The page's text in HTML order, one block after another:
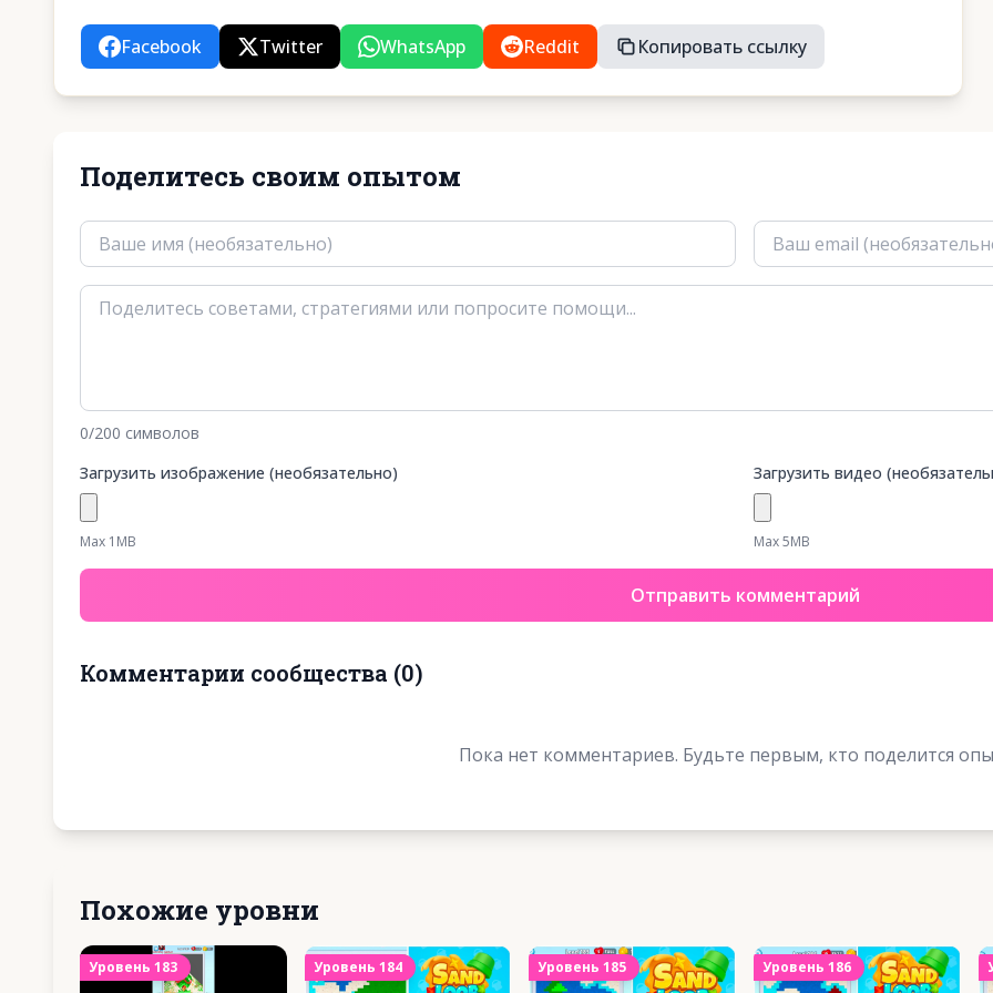
Facebook Twitter WhatsApp Reddit Копировать ссылку
Поделитесь своим опытом
0/200 символов
Загрузить изображение (необязательно)
Max 1MB
Загрузить видео
Max 5MB
Отправить комментарий
Комментарии сообщества (0)
Пока нет комментариев. Будьте первым, кто поделится
Похожие уровни
Уровень 183 Уровень 184 Уровень 185 Уровень 186